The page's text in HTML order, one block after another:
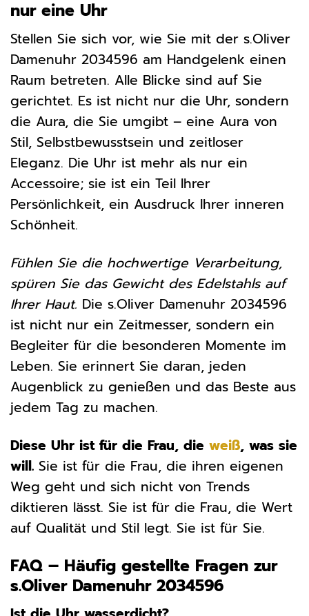
nur eine Uhr
Stellen Sie sich vor, wie Sie mit der s.Oliver
Damenuhr 2034596 am Handgelenk einen
Raum betreten. Alle Blicke sind auf Sie
gerichtet. Es ist nicht nur die Uhr, sondern
die Aura, die Sie umgibt – eine Aura von
Stil, Selbstbewusstsein und zeitloser
Eleganz. Die Uhr ist mehr als nur ein
Accessoire; sie ist ein Teil Ihrer
Persönlichkeit, ein Ausdruck Ihrer inneren
Schönheit.
Fühlen Sie die hochwertige Verarbeitung,
spüren Sie das Gewicht des Edelstahls auf
Ihrer Haut. Die s.Oliver Damenuhr 2034596
ist nicht nur ein Zeitmesser, sondern ein
Begleiter für die besonderen Momente im
Leben. Sie erinnert Sie daran, jeden
Augenblick zu genießen und das Beste aus
jedem Tag zu machen.
Diese Uhr ist für die Frau, die weiß, was sie
will. Sie ist für die Frau, die ihren eigenen
Weg geht und sich nicht von Trends
diktieren lässt. Sie ist für die Frau, die Wert
auf Qualität und Stil legt. Sie ist für Sie.
FAQ – Häufig gestellte Fragen zur
s.Oliver Damenuhr 2034596